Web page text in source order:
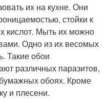
их на кухне. Они
стойки к
кислот. Мыть их можно
Одно из их весомых
Такие обои
различных паразитов,
обоях. Кроме
и плесени.